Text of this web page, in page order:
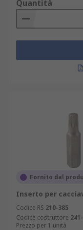
Quantità
Fornito dal
Inserto per
Codice RS 210-385
Codice costruttore
Prezzo per 1 unità